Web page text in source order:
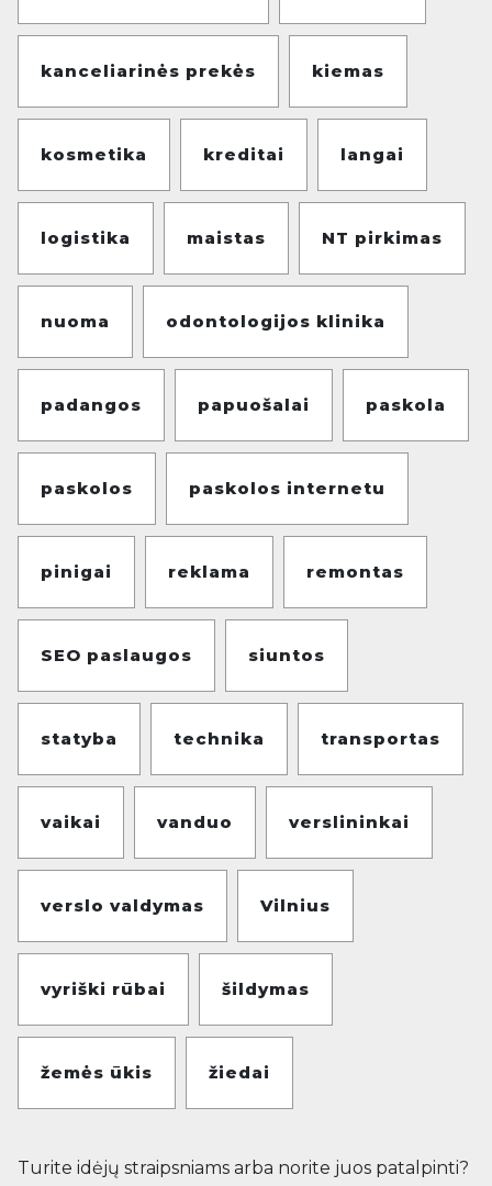
kanceliarinės prekės kiemas
kosmetika kreditai langai
logistika maistas NT pirkimas
nuoma odontologijos klinika
padangos papuošalai paskola
paskolos paskolos internetu
pinigai reklama remontas
SEO paslaugos siuntos
statyba technika transportas
vaikai vanduo verslininkai
verslo valdymas Vilnius
vyriški rūbai šildymas
žemės ūkis žiedai
Turite idėjų straipsniams arba norite juos patalpinti?